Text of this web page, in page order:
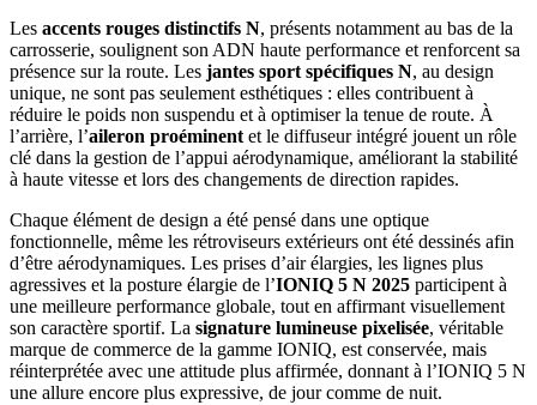
Les accents rouges distinctifs N, présents notamment au bas de la
carrosserie, soulignent son ADN haute performance et renforcent sa
présence sur la route. Les jantes sport spécifiques N, au design
unique, ne sont pas seulement esthétiques : elles contribuent à
réduire le poids non suspendu et à optimiser la tenue de route. À
l’arrière, l’aileron proéminent et le diffuseur intégré jouent un rôle
clé dans la gestion de l’appui aérodynamique, améliorant la stabilité
à haute vitesse et lors des changements de direction rapides.
Chaque élément de design a été pensé dans une optique
fonctionnelle, même les rétroviseurs extérieurs ont été dessinés afin
d’être aérodynamiques. Les prises d’air élargies, les lignes plus
agressives et la posture élargie de l’IONIQ 5 N 2025 participent à
une meilleure performance globale, tout en affirmant visuellement
son caractère sportif. La signature lumineuse pixelisée, véritable
marque de commerce de la gamme IONIQ, est conservée, mais
réinterprétée avec une attitude plus affirmée, donnant à l’IONIQ 5 N
une allure encore plus expressive, de jour comme de nuit.